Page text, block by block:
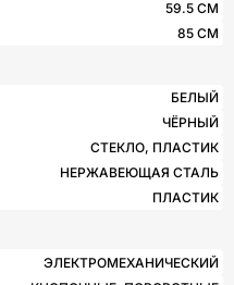
59.5 СМ
85 СМ
БЕЛЫЙ
ЧЁРНЫЙ
СТЕКЛО, ПЛАСТИК
НЕРЖАВЕЮЩАЯ СТАЛЬ
ПЛАСТИК
ЭЛЕКТРОМЕХАНИЧЕСКИЙ